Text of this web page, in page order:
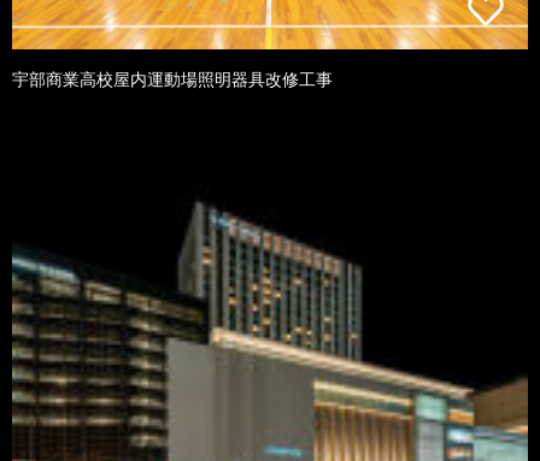
宇部商業高校屋内運動場照明器具改修工事